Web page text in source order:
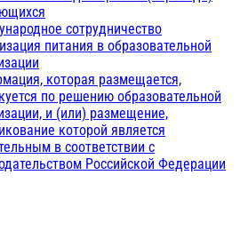
сотрудничество
питания в образовательной
которая размещается,
по решению образовательной
и (или) размещение,
которой является
в соответствии с
Российской Федерации